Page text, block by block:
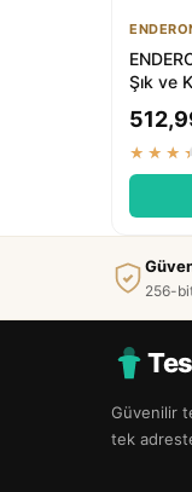
Şık ve
256-
Güvenilir
tek